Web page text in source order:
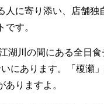
人に寄り添い、店舗独
です。
湖川の間にある全日
にあります。「榎瀬
ありますよ。